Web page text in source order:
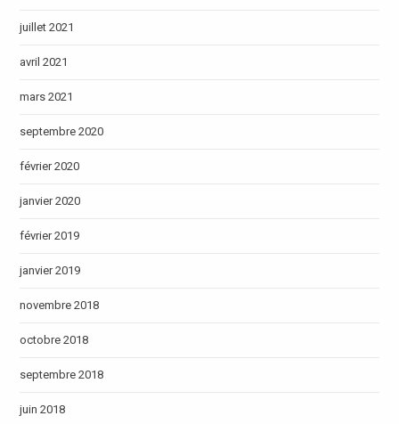
juillet 2021
avril 2021
mars 2021
septembre 2020
février 2020
janvier 2020
février 2019
janvier 2019
novembre 2018
octobre 2018
septembre 2018
juin 2018